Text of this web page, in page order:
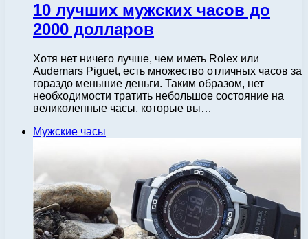
10 лучших мужских часов до
2000 долларов
Хотя нет ничего лучше, чем иметь Rolex или
Audemars Piguet, есть множество отличных часов за
гораздо меньшие деньги. Таким образом, нет
необходимости тратить небольшое состояние на
великолепные часы, которые вы…
Мужские часы